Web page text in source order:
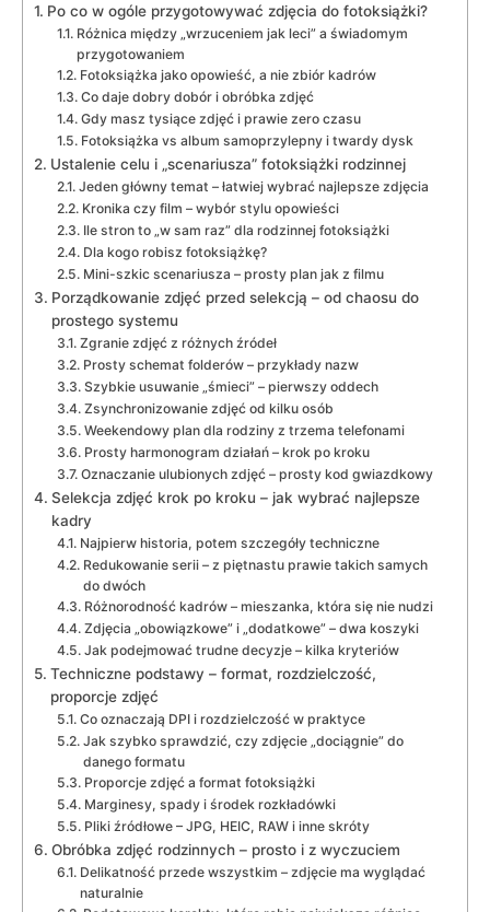
Po co w ogóle przygotowywać zdjęcia do fotoksiążki?
Różnica między „wrzuceniem jak leci” a świadomym
przygotowaniem
Fotoksiążka jako opowieść, a nie zbiór kadrów
Co daje dobry dobór i obróbka zdjęć
Gdy masz tysiące zdjęć i prawie zero czasu
Fotoksiążka vs album samoprzylepny i twardy dysk
Ustalenie celu i „scenariusza” fotoksiążki rodzinnej
Jeden główny temat – łatwiej wybrać najlepsze zdjęcia
Kronika czy film – wybór stylu opowieści
Ile stron to „w sam raz” dla rodzinnej fotoksiążki
Dla kogo robisz fotoksiążkę?
Mini-szkic scenariusza – prosty plan jak z filmu
Porządkowanie zdjęć przed selekcją – od chaosu do
prostego systemu
Zgranie zdjęć z różnych źródeł
Prosty schemat folderów – przykłady nazw
Szybkie usuwanie „śmieci” – pierwszy oddech
Zsynchronizowanie zdjęć od kilku osób
Weekendowy plan dla rodziny z trzema telefonami
Prosty harmonogram działań – krok po kroku
Oznaczanie ulubionych zdjęć – prosty kod gwiazdkowy
Selekcja zdjęć krok po kroku – jak wybrać najlepsze
kadry
Najpierw historia, potem szczegóły techniczne
Redukowanie serii – z piętnastu prawie takich samych
do dwóch
Różnorodność kadrów – mieszanka, która się nie nudzi
Zdjęcia „obowiązkowe” i „dodatkowe” – dwa koszyki
Jak podejmować trudne decyzje – kilka kryteriów
Techniczne podstawy – format, rozdzielczość,
proporcje zdjęć
Co oznaczają DPI i rozdzielczość w praktyce
Jak szybko sprawdzić, czy zdjęcie „dociągnie” do
danego formatu
Proporcje zdjęć a format fotoksiążki
Marginesy, spady i środek rozkładówki
Pliki źródłowe – JPG, HEIC, RAW i inne skróty
Obróbka zdjęć rodzinnych – prosto i z wyczuciem
Delikatność przede wszystkim – zdjęcie ma wyglądać
naturalnie